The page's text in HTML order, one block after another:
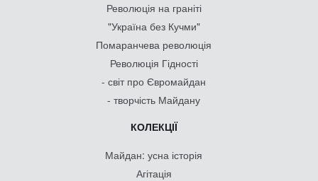
Революція на граніті
"Україна без Кучми"
Помаранчева революція
Революція Гідності
- світ про Євромайдан
- творчість Майдану
КОЛЕКЦІЇ
Майдан: усна історія
Агітація